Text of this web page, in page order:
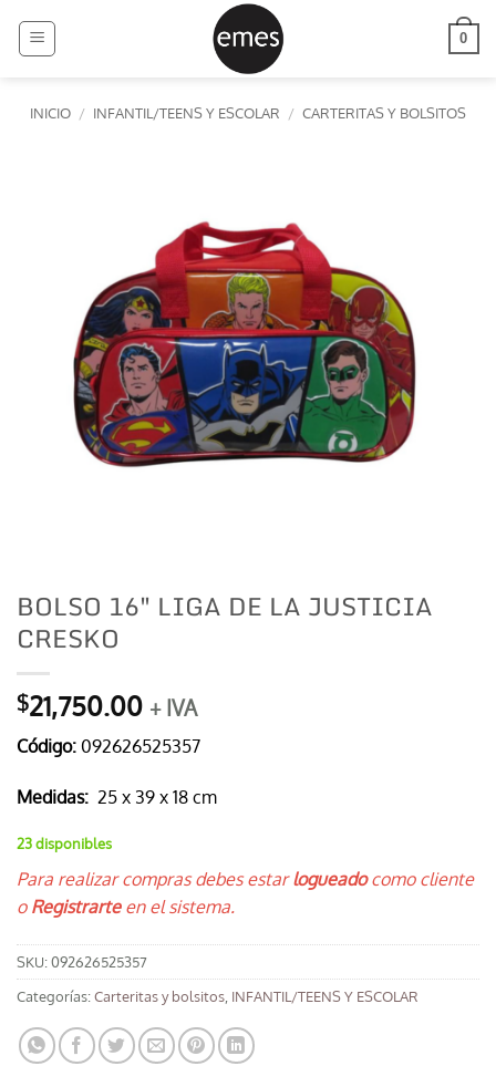
0
INICIO / INFANTIL/TEENS Y ESCOLAR / CARTERITAS Y BOLSITOS
BOLSO 16″ LIGA DE LA JUSTICIA
CRESKO
$21,750.00 + IVA
Código: 092626525357
Medidas: 25 x 39 x 18 cm
23 disponibles
Para realizar compras debes estarlogueadocomo cliente
oRegistrarteen el sistema.
SKU:092626525357
Categorías:Carteritas y bolsitos INFANTIL/TEENS Y ESCOLAR